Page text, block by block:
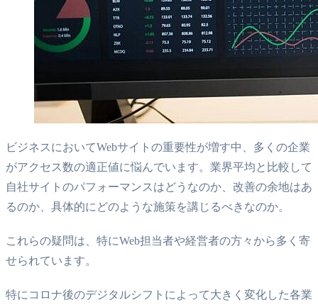
ビジネスにおいてWebサイトの重要性が増す中、多くの企業
がアクセス数の適正値に悩んでいます。業界平均と比較して
自社サイトのパフォーマンスはどうなのか、改善の余地はあ
るのか、具体的にどのような施策を講じるべきなのか。
これらの疑問は、特にWeb担当者や経営者の方々から多く寄
せられています。
特にコロナ後のデジタルシフトによって大きく変化した各業